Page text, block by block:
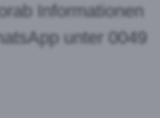
Informationen
unter 0049